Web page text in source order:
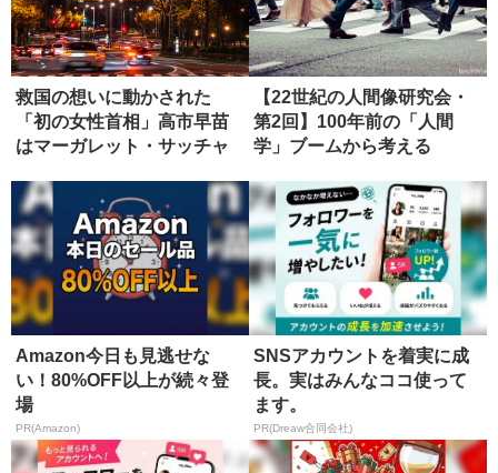
救国の想いに動かされた
「初の女性首相」高市早苗
はマーガレット・サッチャ
【22世紀の人間像研究会・
第2回】100年前の「人間
学」ブームから考える
Amazon今日も見逃せな
い！80%OFF以上が続々登
場
PR(Amazon)
SNSアカウントを着実に成
長。実はみんなココ使って
ます。
PR(Dreaw合同会社)